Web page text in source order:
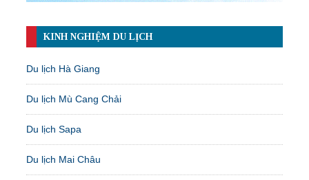
KINH NGHIỆM DU LỊCH
Du lịch Hà Giang
Du lịch Mù Cang Chải
Du lịch Sapa
Du lịch Mai Châu